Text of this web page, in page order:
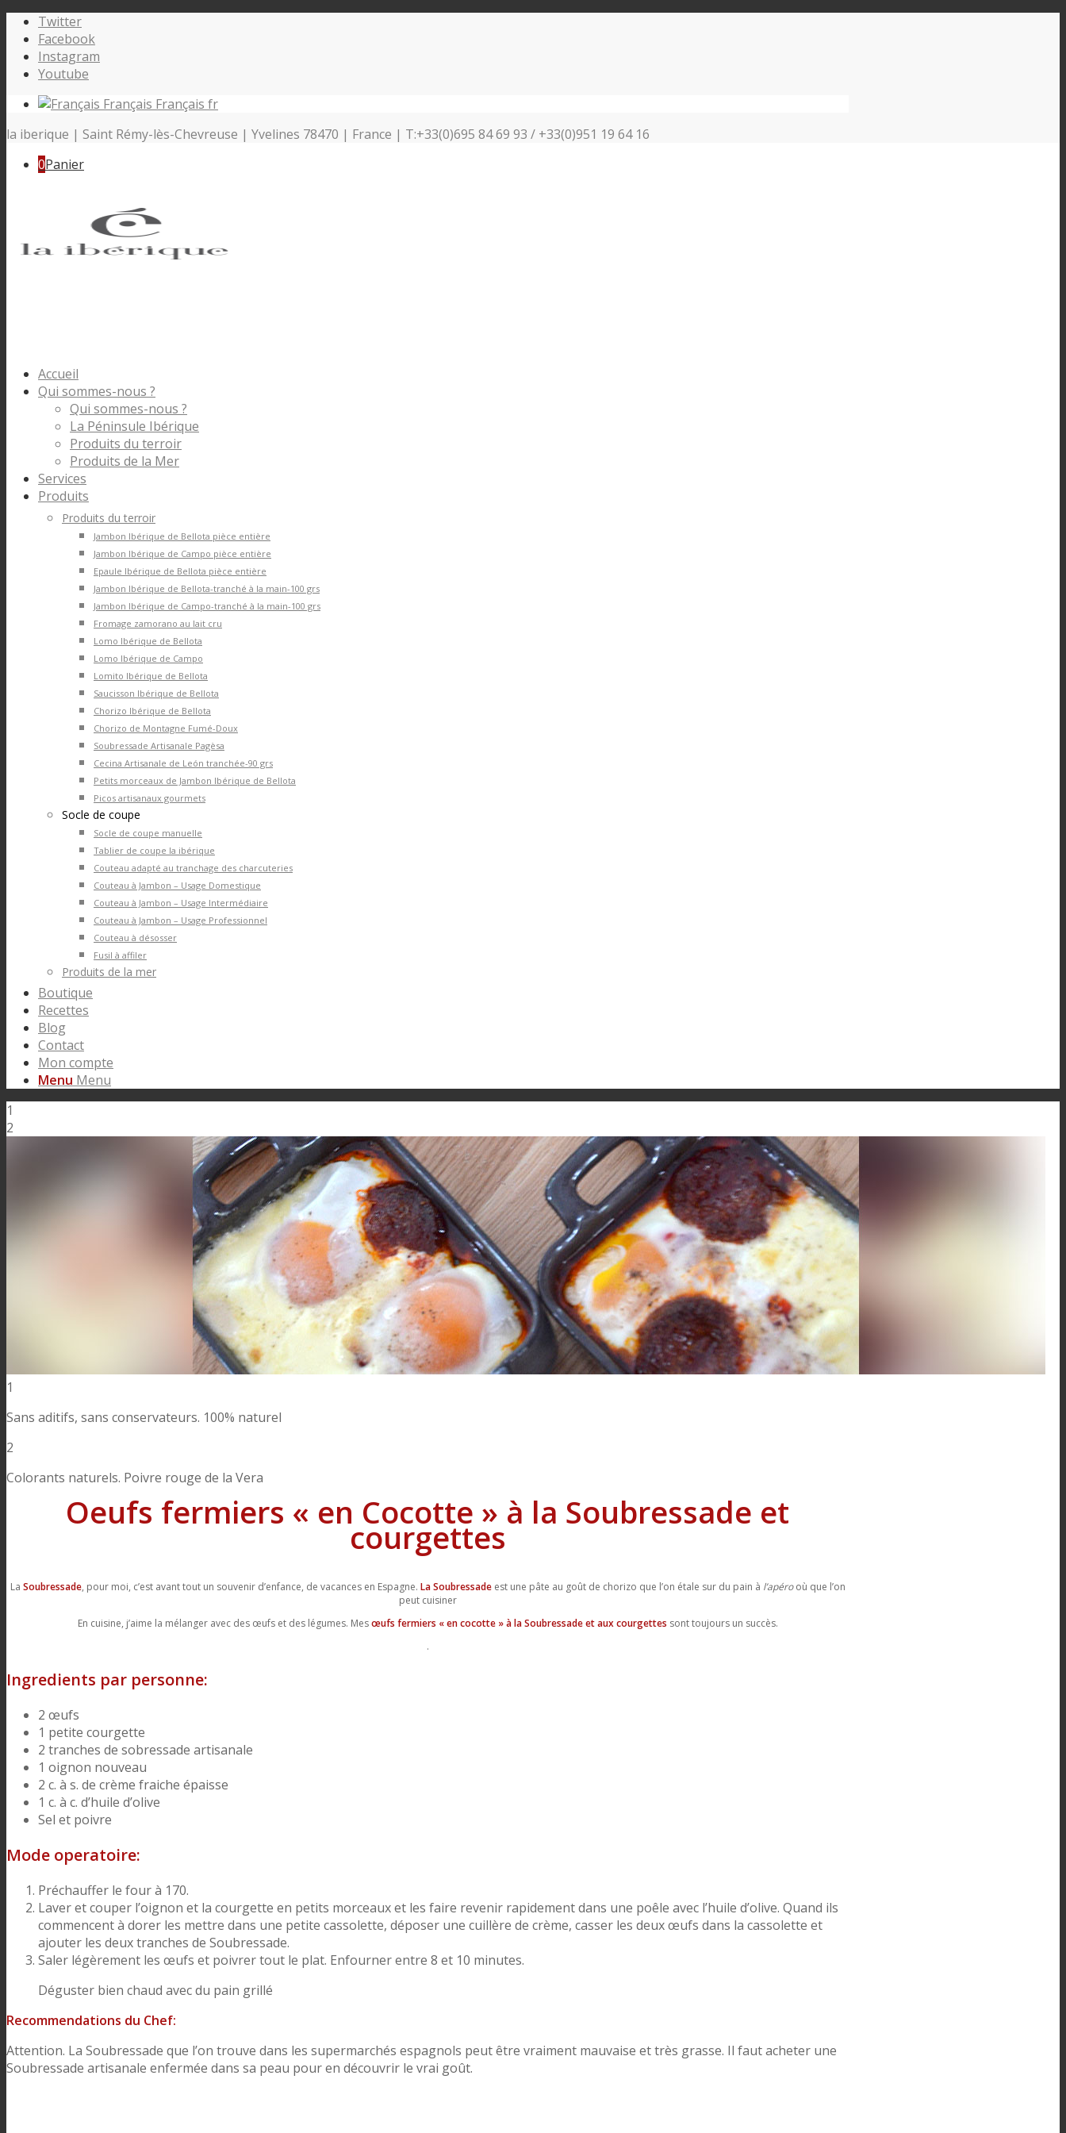
Twitter
Facebook
Instagram
Youtube
Français Français fr
la iberique | Saint Rémy-lès-Chevreuse | Yvelines 78470 | France | T:+33(0)695 84 69 93 / +33(0)951 19 64 16
0Panier
Accueil
Qui sommes-nous ?
Qui sommes-nous ?
La Péninsule Ibérique
Produits du terroir
Produits de la Mer
Services
Produits
Produits du terroir
Jambon Ibérique de Bellota pièce entière
Jambon Ibérique de Campo pièce entière
Epaule Ibérique de Bellota pièce entière
Jambon Ibérique de Bellota-tranché à la main-100 grs
Jambon Ibérique de Campo-tranché à la main-100 grs
Fromage zamorano au lait cru
Lomo Ibérique de Bellota
Lomo Ibérique de Campo
Lomito Ibérique de Bellota
Saucisson Ibérique de Bellota
Chorizo Ibérique de Bellota
Chorizo de Montagne Fumé-Doux
Soubressade Artisanale Pagèsa
Cecina Artisanale de León tranchée-90 grs
Petits morceaux de Jambon Ibérique de Bellota
Picos artisanaux gourmets
Socle de coupe
Socle de coupe manuelle
Tablier de coupe la ibérique
Couteau adapté au tranchage des charcuteries
Couteau à Jambon – Usage Domestique
Couteau à Jambon – Usage Intermédiaire
Couteau à Jambon – Usage Professionnel
Couteau à désosser
Fusil à affiler
Produits de la mer
Boutique
Recettes
Blog
Contact
Mon compte
Menu Menu
1
2
1
Sans aditifs, sans conservateurs. 100% naturel
2
Colorants naturels. Poivre rouge de la Vera
Oeufs fermiers « en Cocotte » à la Soubressade et
courgettes
La Soubressade, pour moi, c’est avant tout un souvenir d’enfance, de vacances en Espagne. La Soubressadeest une pâte au goût de chorizo que l’on étale sur du pain à l’apérooù que l’on
peut cuisiner
En cuisine, j’aime la mélanger avec des œufs et des légumes. Mesœufs fermiers « en cocotte » à la Soubressade et aux courgettes sont toujours un succès.
.
Ingredients par personne:
2 œufs
1 petite courgette
2 tranches de sobressade artisanale
1 oignon nouveau
2 c. à s. de crème fraiche épaisse
1 c. à c. d’huile d’olive
Sel et poivre
Mode operatoire:
Préchauffer le four à 170.
Laver et couper l’oignon et la courgette en petits morceaux et les faire revenir rapidement dans une poêle avec l’huile d’olive. Quand ils
commencent à dorer les mettre dans une petite cassolette, déposer une cuillère de crème, casser les deux œufs dans la cassolette et
ajouter les deux tranches de Soubressade.
Saler légèrement les œufs et poivrer tout le plat. Enfourner entre 8 et 10 minutes.
Déguster bien chaud avec du pain grillé
Recommendations du Chef:
Attention. La Soubressade que l’on trouve dans les supermarchés espagnols peut être vraiment mauvaise et très grasse. Il faut acheter une
Soubressade artisanale enfermée dans sa peau pour en découvrir le vrai goût.